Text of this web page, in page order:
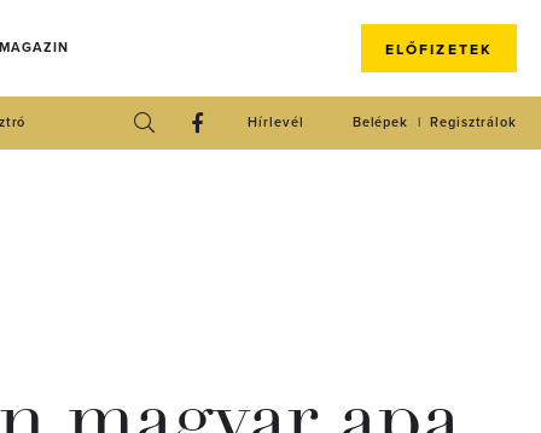
ELŐFIZETEK
Regisztrálok
Belépek
Hírlevél